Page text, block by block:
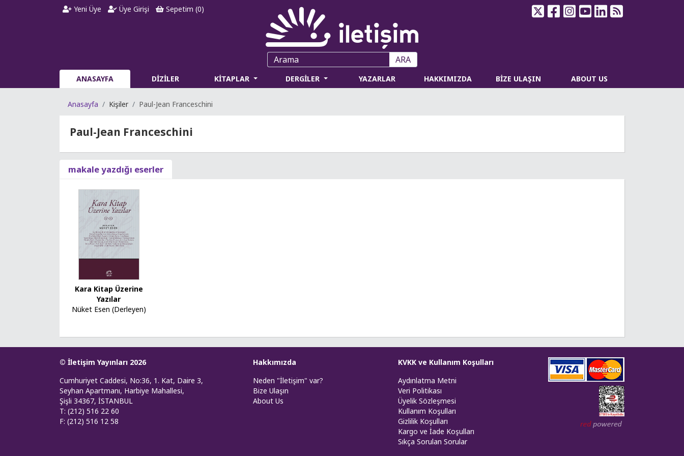
Yeni Üye Üye Girişi Sepetim (0)
ARA
ANASAYFA DİZİLER KİTAPLAR DERGİLER YAZARLAR HAKKIMIZDA BİZE ULAŞIN ABOUT US
Anasayfa Kişiler Paul-Jean Franceschini
Paul-Jean Franceschini
makale yazdığı eserler
Kara Kitap Üzerine
Yazılar
Nüket Esen (Derleyen)
© İletişim Yayınları 2026
Cumhuriyet Caddesi, No:36, 1. Kat, Daire 3,
Seyhan Apartmanı, Harbiye Mahallesi,
Şişli 34367, İSTANBUL
T: (212) 516 22 60
F: (212) 516 12 58
Hakkımızda
Neden "İletişim" var?
Bize Ulaşın
About Us
KVKK ve Kullanım Koşulları
Aydınlatma Metni
Veri Politikası
Üyelik Sözleşmesi
Kullanım Koşulları
Gizlilik Koşulları
Kargo ve İade Koşulları
Sıkça Sorulan Sorular
Web tasarım: Red Bilişim